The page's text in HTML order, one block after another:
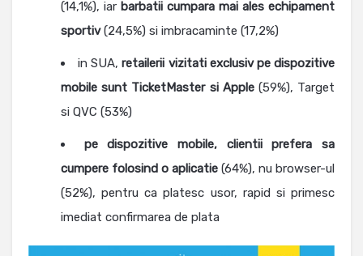
(14,1%), iar barbatii cumpara mai ales echipament
sportiv(24,5%) si imbracaminte (17,2%)
in SUA,retailerii vizitati exclusiv pe dispozitive
mobile sunt TicketMaster si Apple(59%), Target
si QVC (53%)
pe dispozitive mobile, clientii prefera sa
cumpere folosind o aplicatie (64%), nu browser-ul
(52%), pentru ca platesc usor, rapid si primesc
imediat confirmarea de plata